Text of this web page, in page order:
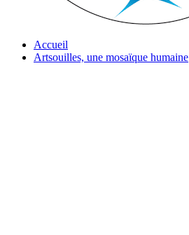
Accueil
Artsouilles, une mosaïque humaine